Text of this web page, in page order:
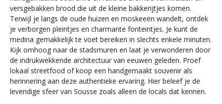
versgebakken brood die uit de kleine bakkerijtjes komen.
Terwijl je langs de oude huizen en moskeeën wandelt, ontdek
je verborgen pleintjes en charmante fonteintjes. Je kunt de
medina gemakkelijk te voet bereiken in slechts enkele minuten.
Kijk omhoog naar de stadsmuren en laat je verwonderen door
de indrukwekkende architectuur van eeuwen geleden. Proef
lokaal streetfood of koop een handgemaakt souvenir als
herinnering aan deze authentieke ervaring. Hier beleef je de
levendige sfeer van Sousse zoals alleen de locals dat kennen.